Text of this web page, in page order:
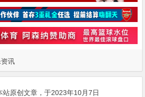
讯
站原创文章，于2023年10月7日